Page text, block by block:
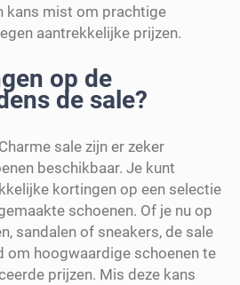
kans mist om prachtige
aantrekkelijke prijzen.
op de
de sale?
sale zijn er zeker
beschikbaar. Je kunt
kortingen op een selectie
schoenen. Of je nu op
sandalen of sneakers, de sale
om hoogwaardige schoenen te
prijzen. Mis deze kans